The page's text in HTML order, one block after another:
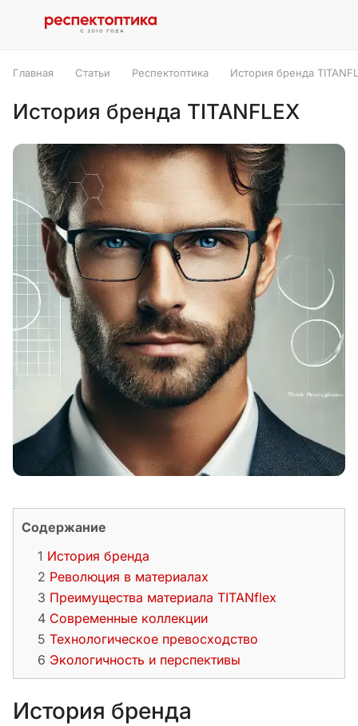
Главная Статьи Респектоптика История бренда
История бренда TITANFLEX
Содержание
История бренда
Революция в материалах
Преимущества материала TITANflex
Современные коллекции
Технологическое превосходство
Экологичность и перспективы
История бренда